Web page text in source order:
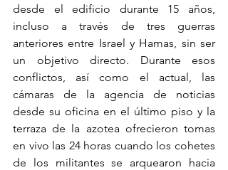
desde el edificio durante 15 años,
incluso a través de tres guerras
anteriores entre Israel y Hamas, sin ser
un objetivo directo. Durante esos
conflictos, así como el actual, las
cámaras de la agencia de noticias
desde su oficina en el último piso y la
terraza de la azotea ofrecieron tomas
en vivo las 24 horas cuando los cohetes
de los militantes se arquearon hacia